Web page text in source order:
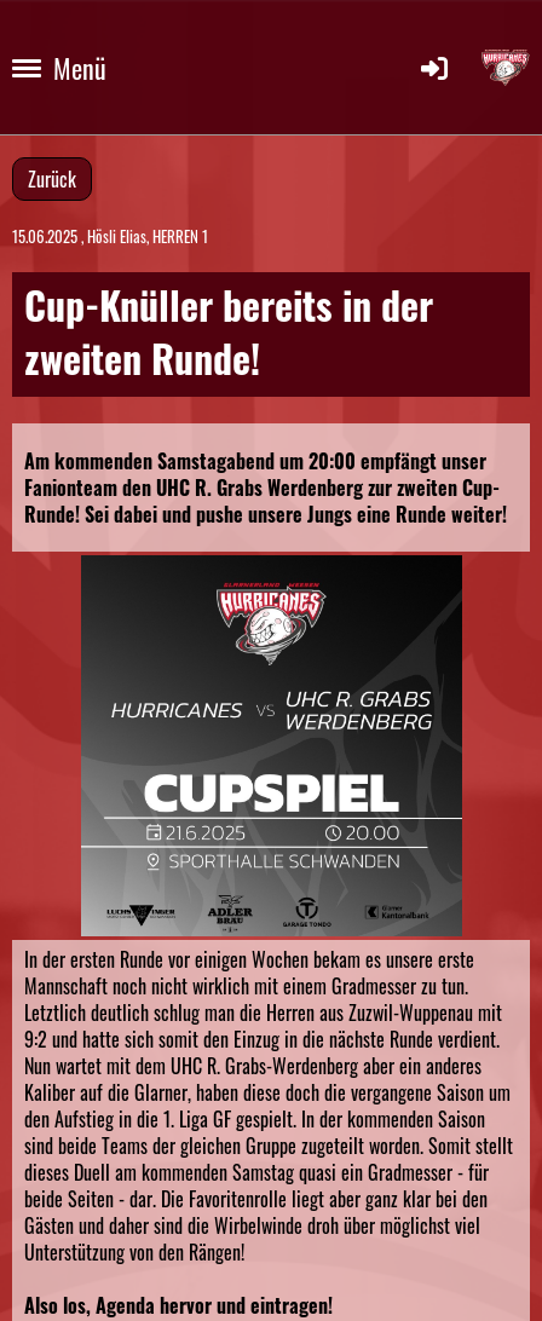
Menü
Zurück
15.06.2025, Hösli Elias, HERREN 1
Cup-Knüller bereits in der
zweiten Runde!
Am kommenden Samstagabend um 20:00 empfängt unser
Fanionteam den UHC R. Grabs Werdenberg zur zweiten Cup-
Runde! Sei dabei und pushe unsere Jungs eine Runde weiter!
In der ersten Runde vor einigen Wochen bekam es unsere erste
Mannschaft noch nicht wirklich mit einem Gradmesser zu tun.
Letztlich deutlich schlug man die Herren aus Zuzwil-Wuppenau mit
9:2 und hatte sich somit den Einzug in die nächste Runde verdient.
Nun wartet mit dem UHC R. Grabs-Werdenberg aber ein anderes
Kaliber auf die Glarner, haben diese doch die vergangene Saison um
den Aufstieg in die 1. Liga GF gespielt. In der kommenden Saison
sind beide Teams der gleichen Gruppe zugeteilt worden. Somit stellt
dieses Duell am kommenden Samstag quasi ein Gradmesser - für
beide Seiten - dar. Die Favoritenrolle liegt aber ganz klar bei den
Gästen und daher sind die Wirbelwinde droh über möglichst viel
Unterstützung von den Rängen!
Also los, Agenda hervor und eintragen!